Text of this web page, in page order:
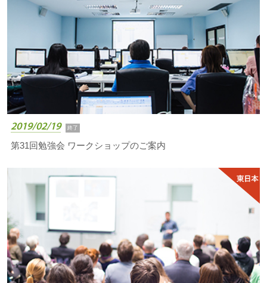
2019/02/19 終了
第31回勉強会 ワークショップのご案内